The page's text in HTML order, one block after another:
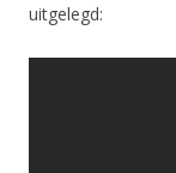
uitgelegd: